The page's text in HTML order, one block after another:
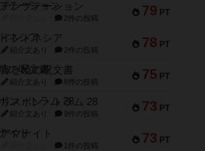
79 PT
テンプテーション
2件の投稿
78 PT
インドネシア
紹介文あり 2件の投稿
75 PT
宵と暁の呪文書
紹介文あり 8件の投稿
73 PT
リスボン・トラム 28
紹介文あり 9件の投稿
73 PT
アマナイト
1件の投稿